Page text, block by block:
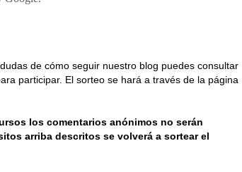
de cómo seguir nuestro blog puedes consultar
participar. El sorteo se hará a través de la página
los comentarios anónimos no serán
arriba descritos se volverá a sortear el